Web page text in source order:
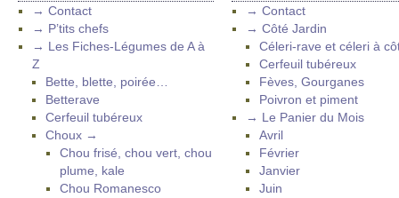
→ Contact
→ P’tits chefs
→ Les Fiches-Légumes de A à
Z
Bette, blette, poirée…
Betterave
Cerfeuil tubéreux
Choux →
Chou frisé, chou vert, chou
plume, kale
Chou Romanesco
→ Contact
→ Côté Jardin
Céleri-rave et céleri à
Cerfeuil tubéreux
Fèves, Gourganes
Poivron et piment
→ Le Panier du Mois
Avril
Février
Janvier
Juin